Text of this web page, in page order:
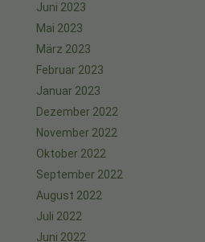
Juni 2023
Mai 2023
März 2023
Februar 2023
Januar 2023
Dezember 2022
November 2022
Oktober 2022
September 2022
August 2022
Juli 2022
Juni 2022